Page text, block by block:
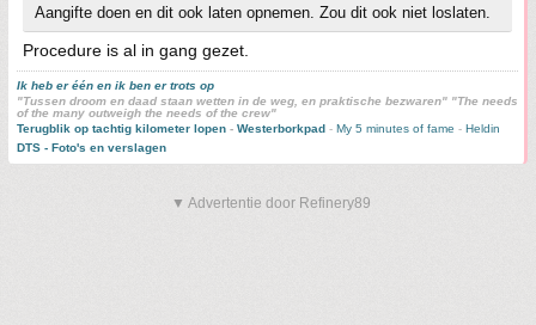
Aangifte doen en dit ook laten opnemen. Zou dit ook niet loslaten.
Procedure is al in gang gezet.
Ik heb er één en ik ben er trots op
"Tussen droom en daad staan wetten in de weg, en praktische bezwaren" "The needs
of the many outweigh the needs of the crew"
Terugblik op tachtig kilometer lopen - Westerborkpad - My 5 minutes of fame - Heldin
DTS - Foto's en verslagen
▼ Advertentie door Refinery89